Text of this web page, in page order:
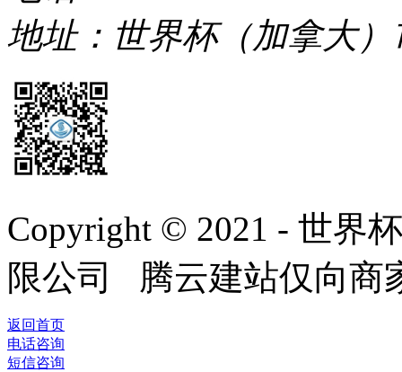
地址：世界杯（加拿大
Copyright © 2021 - 世界
限公司 腾云建站仅向商
返回首页
电话咨询
短信咨询